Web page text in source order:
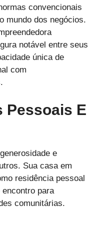
convencionais
mundo dos negócios.
notável entre seus
única de
com
Pessoais E
e
Sua casa em
residência pessoal
para
comunitárias.